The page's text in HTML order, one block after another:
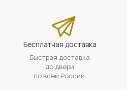
Бесплатная доставка
Быстрая доставка
до двери
по всей России.